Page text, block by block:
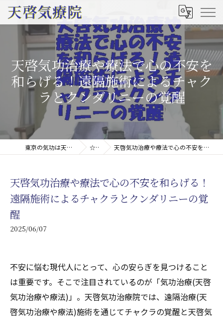
天啓気功治療や療法で心の不安を
和らげる！遠隔施術によるチャク
ラとクンダリニーの覚醒
東京の気功は天啓気療院(天啓気功療法治療院) ☆コラム 天啓気功治療や療法で心の不安を和らげる！遠隔施術によるチャクラとクンダリニーの覚醒
天啓気功治療や療法で心の不安を和らげる！
遠隔施術によるチャクラとクンダリニーの覚
醒
2025/06/07
不安に悩む現代人にとって、心の安らぎを見つけること
は重要です。そこで注目されているのが「気功治療(天啓
気功治療や療法)」。天啓気功治療院では、遠隔治療(天
啓気功治療や療法)施術を通じてチャクラの覚醒と天啓気